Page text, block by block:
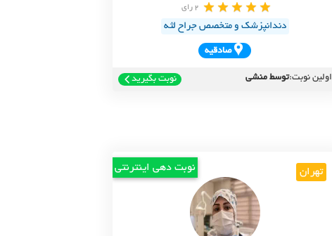
2 رای
دندانپزشک و متخصص جراح لثه
صادقيه
اولین نوبت:توسط منشی نوبت بگیرید
تهران نوبت دهی اینترنتی